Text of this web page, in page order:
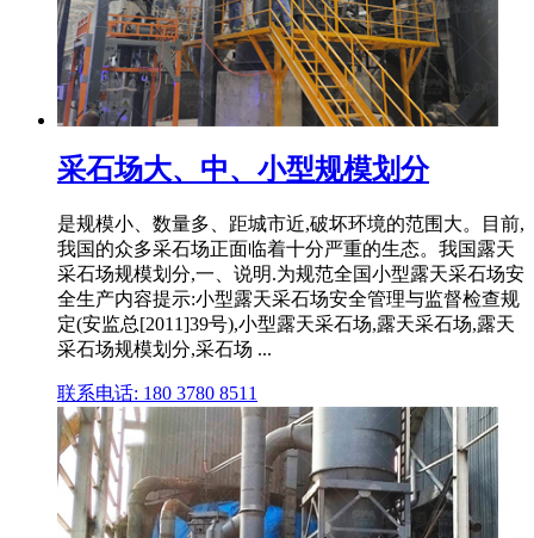
采石场大、中、小型规模划分
是规模小、数量多、距城市近,破坏环境的范围大。目前,
我国的众多采石场正面临着十分严重的生态。我国露天
采石场规模划分,一、说明.为规范全国小型露天采石场安
全生产内容提示:小型露天采石场安全管理与监督检查规
定(安监总[2011]39号),小型露天采石场,露天采石场,露天
采石场规模划分,采石场 ...
联系电话: 180 3780 8511